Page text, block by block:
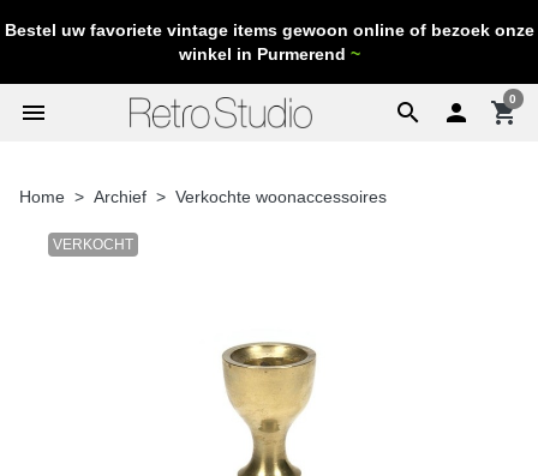
Bestel uw favoriete vintage items gewoon online of bezoek onze
winkel in Purmerend ~
search
menu  shopping_cart
0
Home Archief Verkochte woonaccessoires
VERKOCHT